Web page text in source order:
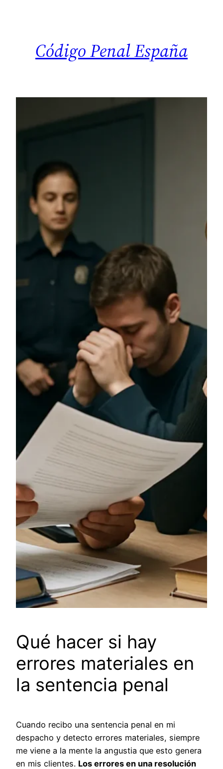
Código Penal España
Qué hacer si hay
errores materiales en
la sentencia penal
Cuando recibo una sentencia penal en mi
despacho y detecto errores materiales, siempre
me viene a la mente la angustia que esto genera
en mis clientes. Los errores en una resolución